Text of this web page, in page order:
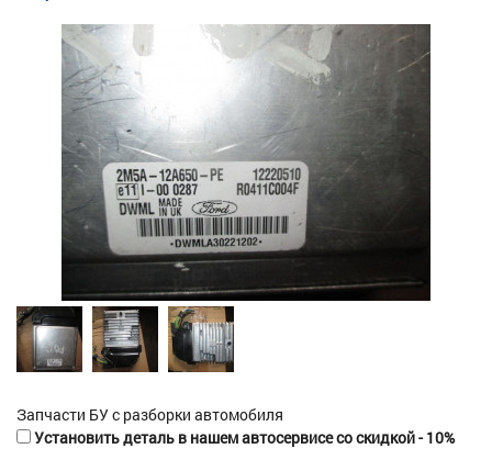
Запчасти БУ с разборки автомобиля
Установить деталь в нашем автосервисе со скидкой - 10%